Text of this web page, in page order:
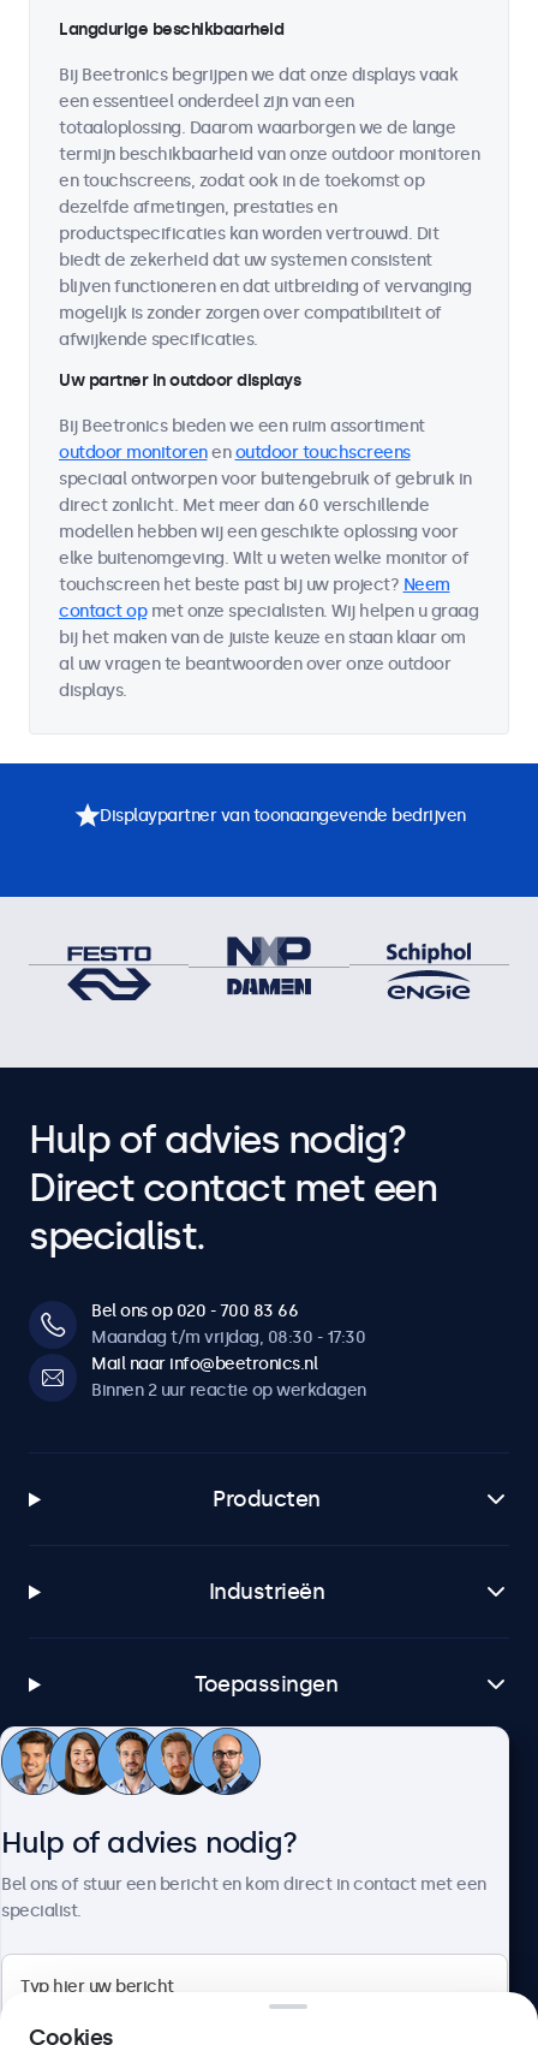
Langdurige beschikbaarheid
Bij Beetronics begrijpen we dat onze displays vaak
een essentieel onderdeel zijn van een
totaaloplossing. Daarom waarborgen we de lange
termijn beschikbaarheid van onze outdoor monitoren
en touchscreens, zodat ook in de toekomst op
dezelfde afmetingen, prestaties en
productspecificaties kan worden vertrouwd. Dit
biedt de zekerheid dat uw systemen consistent
blijven functioneren en dat uitbreiding of vervanging
mogelijk is zonder zorgen over compatibiliteit of
afwijkende specificaties.
Uw partner in outdoor displays
Bij Beetronics bieden we een ruim assortiment
outdoor monitorenenoutdoor touchscreens
speciaal ontworpen voor buitengebruik of gebruik in
direct zonlicht. Met meer dan 60 verschillende
modellen hebben wij een geschikte oplossing voor
elke buitenomgeving. Wilt u weten welke monitor of
touchscreen het beste past bij uw project? Neem
contact opmet onze specialisten. Wij helpen u graag
bij het maken van de juiste keuze en staan klaar om
al uw vragen te beantwoorden over onze outdoor
displays.
Displaypartner van toonaangevende bedrijven
Hulp of advies nodig?
Direct contact met een
specialist.
Bel ons op 020 - 700 83 66
Maandag t/m vrijdag, 08:30 - 17:30
Mail naar info@beetronics.nl
Binnen 2 uur reactie op werkdagen
Producten
Industrieën
Toepassingen
Klantenservice
Hulp of advies nodig?
Bel ons of stuur een bericht en kom direct in contact met een
specialist.
Cookies